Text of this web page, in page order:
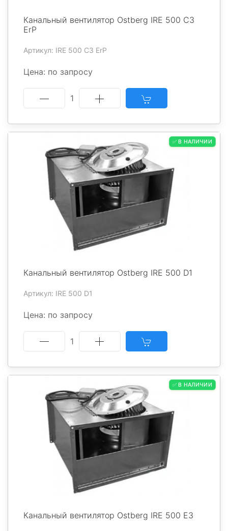
Канальный вентилятор Ostberg IRE 500 C3
ErP
Артикул: IRE 500 C3 ErP
Цена: по запросу
1
✅ В НАЛИЧИИ
Канальный вентилятор Ostberg IRE 500 D1
Артикул: IRE 500 D1
Цена: по запросу
1
✅ В НАЛИЧИИ
Канальный вентилятор Ostberg IRE 500 E3